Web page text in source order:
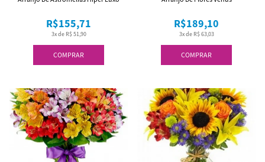
COMPRAR
3x de R$ 51,90
R$155,71
COMPRAR
3x de R$ 63,03
R$189,10